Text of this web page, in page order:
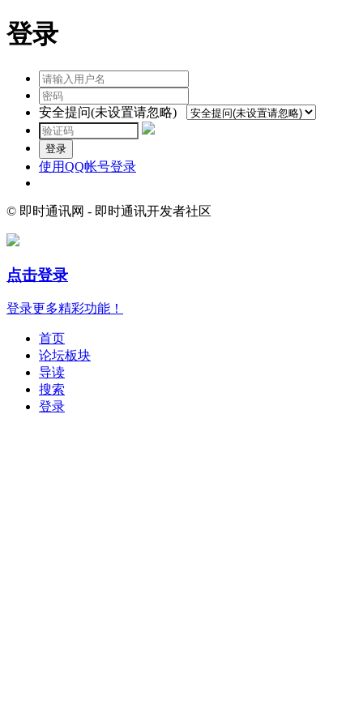
登录
安全提问(未设置请忽略)
登录
使用QQ帐号登录
© 即时通讯网 - 即时通讯开发者社区
点击登录
登录更多精彩功能！
首页
论坛板块
导读
搜索
登录